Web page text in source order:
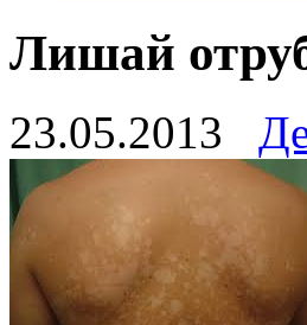
Лишай
23.05.2013